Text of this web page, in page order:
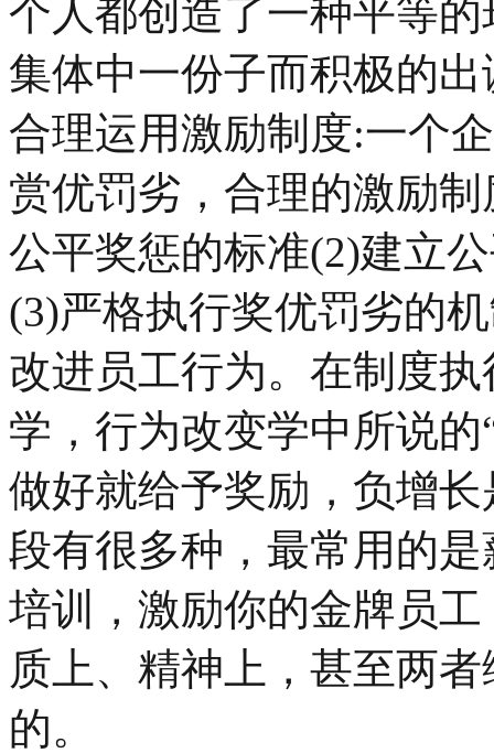
个人都创造了一种平等
集体中一份子而积极的
合理运用激励制度:一个
赏优罚劣，合理的激励
公平奖惩的标准(2)建立
(3)严格执行奖优罚劣的
改进员工行为。在制度
学，行为改变学中所说
做好就给予奖励，负增
段有很多种，最常用的
培训，激励你的金牌员
质上、精神上，甚至两
的。